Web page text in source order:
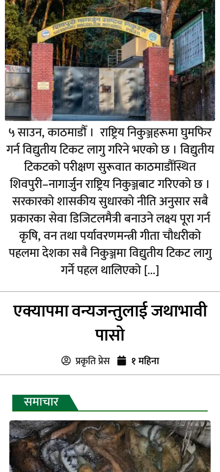
५ साउन, काठमाडौँ । राष्ट्रिय निकुञ्जहरूमा घुमफिर
गर्न विद्युतीय टिकट लागु गरिने भएको छ । विद्युतीय
टिकटको परीक्षण सुरूवात काठमाडौँस्थित
शिवपुरी–नागार्जुन राष्ट्रिय निकुञ्जबाट गरिएको छ ।
सरकारको शासकीय सुधारको नीति अनुसार सबै
प्रकारका सेवा डिजिटलमैत्री बनाउने लक्ष्य पूरा गर्न
कृषि, वन तथा पर्यावरणमन्त्री गीता चौधरीको
पहलमा देशका सबै निकुञ्जमा विद्युतीय टिकट लागु
गर्ने पहल थालिएको […]
एक्यापमा वन्यजन्तुलाई जथाभावी
पासो
प्रकृति प्रेस १ महिना